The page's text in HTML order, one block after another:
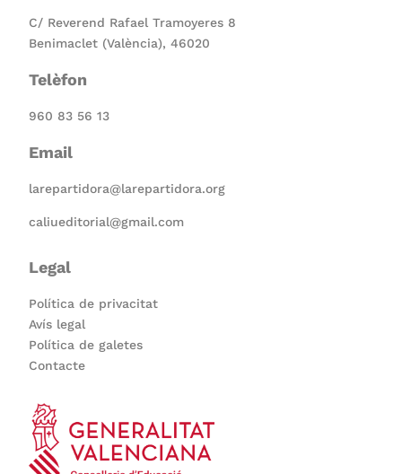
C/ Reverend Rafael Tramoyeres 8
Benimaclet (València), 46020
Telèfon
960 83 56 13
Email
larepartidora@larepartidora.org
caliueditorial@gmail.com
Legal
Política de privacitat
Avís legal
Política de galetes
Contacte